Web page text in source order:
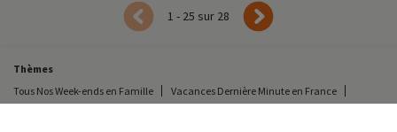
1 - 25 sur 28
Thèmes
Tous Nos Week-ends en Famille
Vacances Dernière Minute en France